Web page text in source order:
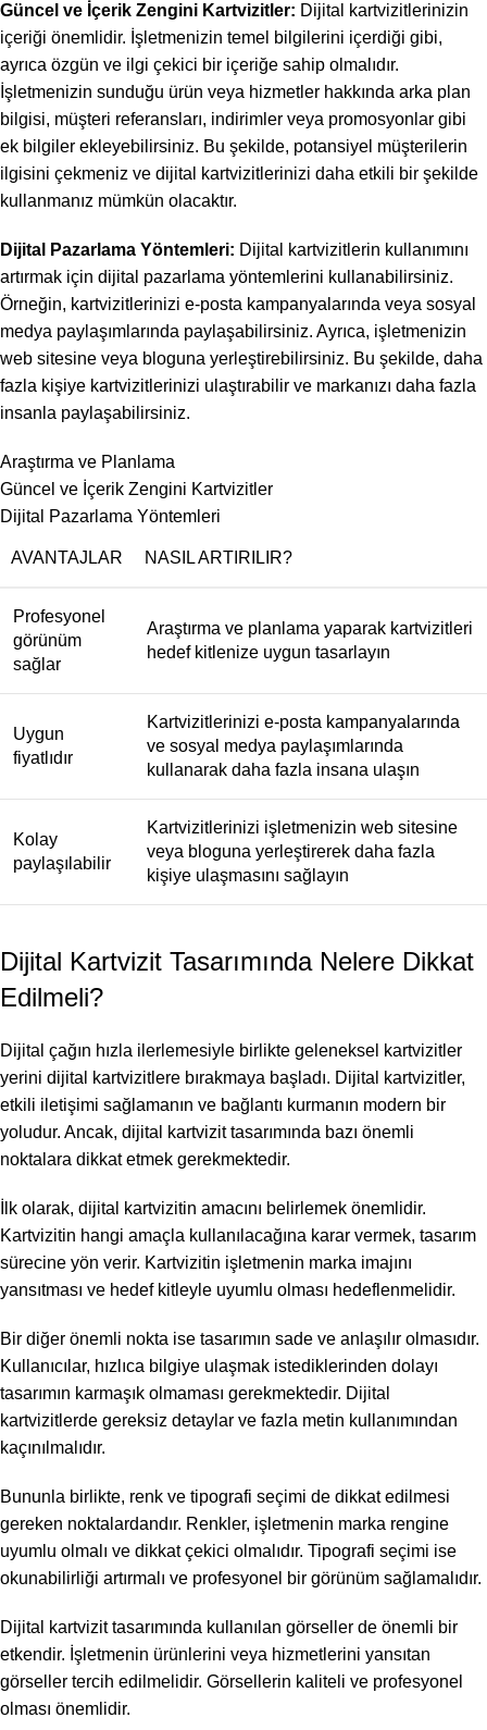
Güncel ve İçerik Zengini Kartvizitler: Dijital kartvizitlerinizin
içeriği önemlidir. İşletmenizin temel bilgilerini içerdiği gibi,
ayrıca özgün ve ilgi çekici bir içeriğe sahip olmalıdır.
İşletmenizin sunduğu ürün veya hizmetler hakkında arka plan
bilgisi, müşteri referansları, indirimler veya promosyonlar gibi
ek bilgiler ekleyebilirsiniz. Bu şekilde, potansiyel müşterilerin
ilgisini çekmeniz ve dijital kartvizitlerinizi daha etkili bir şekilde
kullanmanız mümkün olacaktır.
Dijital Pazarlama Yöntemleri: Dijital kartvizitlerin kullanımını
artırmak için dijital pazarlama yöntemlerini kullanabilirsiniz.
Örneğin, kartvizitlerinizi e-posta kampanyalarında veya sosyal
medya paylaşımlarında paylaşabilirsiniz. Ayrıca, işletmenizin
web sitesine veya bloguna yerleştirebilirsiniz. Bu şekilde, daha
fazla kişiye kartvizitlerinizi ulaştırabilir ve markanızı daha fazla
insanla paylaşabilirsiniz.
Araştırma ve Planlama
Güncel ve İçerik Zengini Kartvizitler
Dijital Pazarlama Yöntemleri
AVANTAJLAR NASIL ARTIRILIR?
Profesyonel
görünüm
sağlar
Araştırma ve planlama yaparak kartvizitleri
hedef kitlenize uygun tasarlayın
Uygun
fiyatlıdır
Kartvizitlerinizi e-posta kampanyalarında
ve sosyal medya paylaşımlarında
kullanarak daha fazla insana ulaşın
Kolay
paylaşılabilir
Kartvizitlerinizi işletmenizin web sitesine
veya bloguna yerleştirerek daha fazla
kişiye ulaşmasını sağlayın
Dijital Kartvizit Tasarımında Nelere Dikkat
Edilmeli?
Dijital çağın hızla ilerlemesiyle birlikte geleneksel kartvizitler
yerini dijital kartvizitlere bırakmaya başladı. Dijital kartvizitler,
etkili iletişimi sağlamanın ve bağlantı kurmanın modern bir
yoludur. Ancak, dijital kartvizit tasarımında bazı önemli
noktalara dikkat etmek gerekmektedir.
İlk olarak, dijital kartvizitin amacını belirlemek önemlidir.
Kartvizitin hangi amaçla kullanılacağına karar vermek, tasarım
sürecine yön verir. Kartvizitin işletmenin marka imajını
yansıtması ve hedef kitleyle uyumlu olması hedeflenmelidir.
Bir diğer önemli nokta ise tasarımın sade ve anlaşılır olmasıdır.
Kullanıcılar, hızlıca bilgiye ulaşmak istediklerinden dolayı
tasarımın karmaşık olmaması gerekmektedir. Dijital
kartvizitlerde gereksiz detaylar ve fazla metin kullanımından
kaçınılmalıdır.
Bununla birlikte, renk ve tipografi seçimi de dikkat edilmesi
gereken noktalardandır. Renkler, işletmenin marka rengine
uyumlu olmalı ve dikkat çekici olmalıdır. Tipografi seçimi ise
okunabilirliği artırmalı ve profesyonel bir görünüm sağlamalıdır.
Dijital kartvizit tasarımında kullanılan görseller de önemli bir
etkendir. İşletmenin ürünlerini veya hizmetlerini yansıtan
görseller tercih edilmelidir. Görsellerin kaliteli ve profesyonel
olması önemlidir.